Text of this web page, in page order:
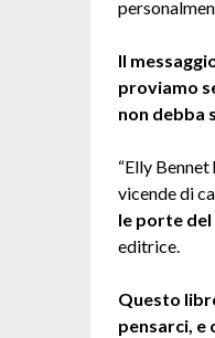
Il
proviamo
non debba
“Elly
vicende di
le porte
editrice.
Questo
pensarci, e